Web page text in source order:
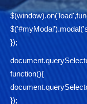
});
function(){
});